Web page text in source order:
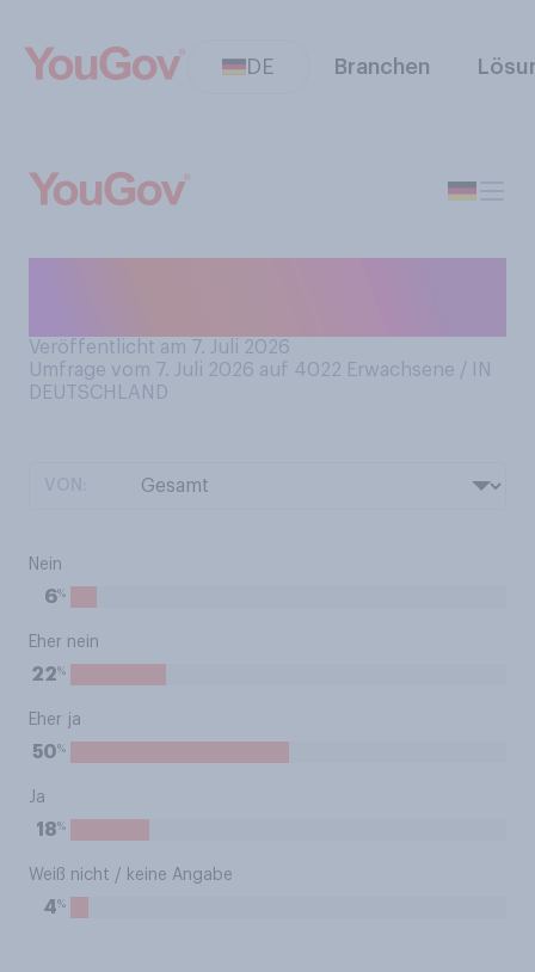
DE Branchen
Veröffentlicht am 7. Juli 2026
Umfrage vom 7. Juli 2026 auf 4022 Erwachsene / IN
DEUTSCHLAND
Nein
6%
Eher nein
22%
Eher ja
50%
Ja
18%
Weiß nicht / keine Angabe
4%